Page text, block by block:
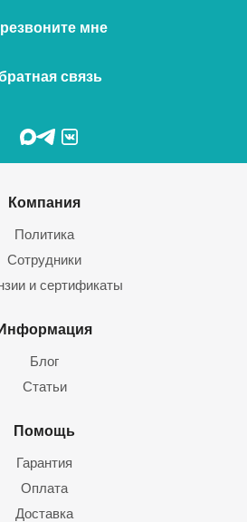
мне
связь
Компания
Политика
Сотрудники
и сертификаты
Блог
Статьи
Помощь
Гарантия
Оплата
Доставка